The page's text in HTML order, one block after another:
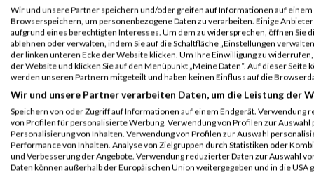
5448
Marius Hohmann
5523
Christian Pohl
5609
Bernhard Walli
5561
Daniel Schneider
5481
Jürgen
5545
Siegmund Schadeck
5470
Dominik Klotz
5385
Peer Conze
5590
David Stoewe
Wir und unsere Partner speichern und/oder greifen auf Informationen auf einem
Browserspeichern, um personenbezogene Daten zu verarbeiten. Einige
aufgrund eines berechtigten Interesses. Um dem zu widersprechen, öffnen Sie
ablehnen oder verwalten, indem Sie auf die Schaltfläche „Einstellungen
der linken unteren Ecke der Website klicken. Um Ihre Einwilligung zu
der Website und klicken Sie auf den Menüpunkt „Meine Daten“. Auf dieser
werden unseren Partnern mitgeteilt und haben keinen Einfluss auf die
Wir und unsere Partner verarbeiten Daten, um die Leistung der
Speichern von oder Zugriff auf Informationen auf einem Endgerät. Verwendung
von Profilen für personalisierte Werbung. Verwendung von Profilen zur
Personalisierung von Inhalten. Verwendung von Profilen zur Auswahl
Performance von Inhalten. Analyse von Zielgruppen durch Statistiken oder
und Verbesserung der Angebote. Verwendung reduzierter Daten zur Auswahl
Daten können außerhalb der Europäischen Union weitergegeben und in die USA